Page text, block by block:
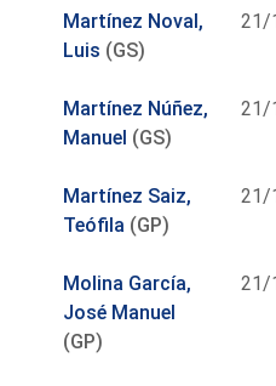
Martínez Noval,
Luis (GS)
21/
Martínez Núñez,
Manuel (GS)
21/
Martínez Saiz,
Teófila (GP)
21/
Molina García,
José Manuel
(GP)
21/